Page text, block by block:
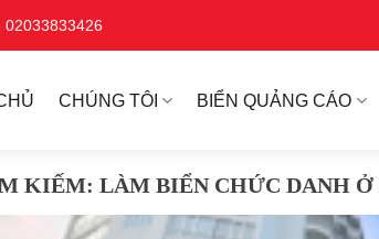
02033833426
CHÚNG TÔI BIỂN QUẢNG CÁO
KIẾM: LÀM BIỂN CHỨC DANH